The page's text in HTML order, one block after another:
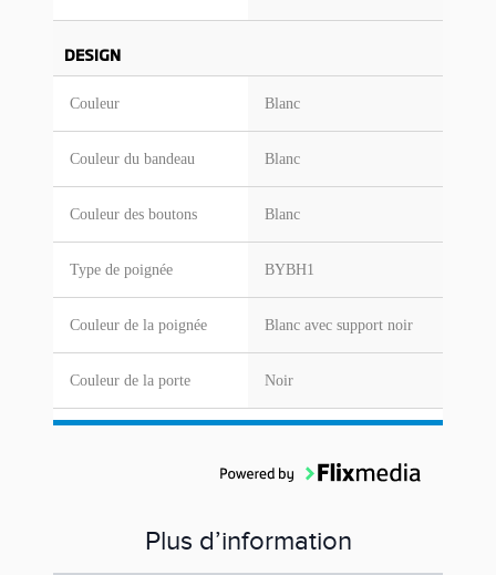
DESIGN
Couleur Blanc
Couleur du bandeau Blanc
Couleur des boutons Blanc
Type de poignée BYBH1
Couleur de la poignée Blanc avec support noir
Couleur de la porte Noir
Plus d’information